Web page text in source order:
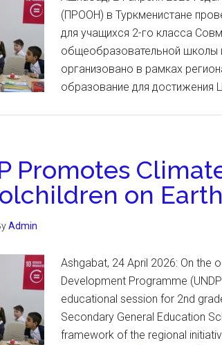
(ПРООН) в Туркменистане
для учащихся 2-го класса
общеобразовательной школы
организовано в рамках
образование для достижения
Promotes
on
Admin
Ashgabat, 24 April 2026: On the
Development Programme
educational session for 2nd
Secondary General Education
framework of the regional